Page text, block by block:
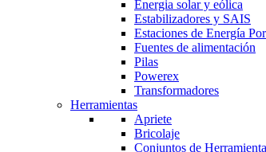
Energia solar y eólica
Estabilizadores y SAIS
Estaciones de Energía
Fuentes de alimentación
Pilas
Powerex
Transformadores
Herramientas
Apriete
Bricolaje
Conjuntos de Herramienta